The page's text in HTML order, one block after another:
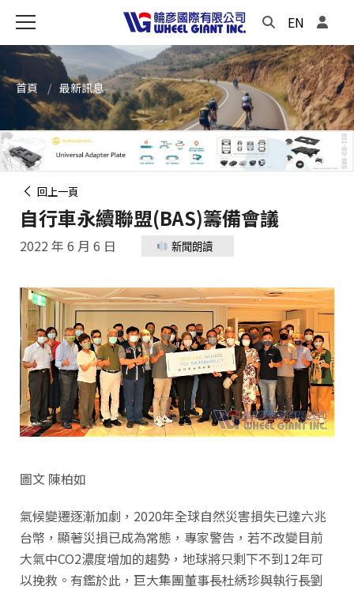
EN
首頁 最新訊息
回上一頁
自行車永續聯盟(BAS)籌備會議
2022 年 6 月 6 日 新聞朗讀
圖文 陳柏如
氣候變遷逐漸加劇，2020年全球自然災害損失已達六兆
台幣，顯著災損已成為常態，專家警告，若不改變目前
大氣中CO2濃度增加的趨勢，地球將只剩下不到12年可
以挽救。有鑑於此，巨大集團董事長杜綉珍與執行長劉